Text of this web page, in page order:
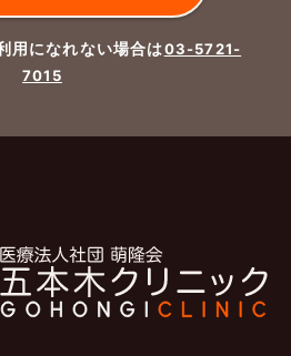
用になれない場合は03-5721-
7015